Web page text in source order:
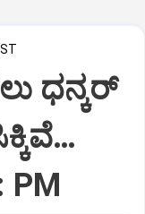
ಧನ್ಕರ್‌
PM